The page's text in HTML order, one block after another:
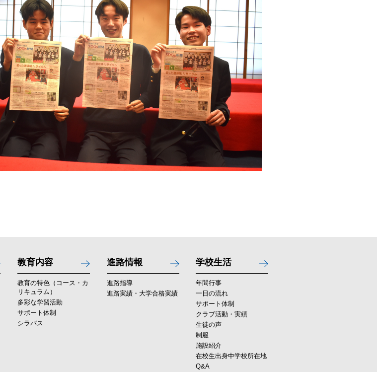
教育内容
教育の特色（コース・カ
リキュラム）
多彩な学習活動
サポート体制
シラバス
進路情報
進路指導
進路実績・大学合格実績
学校生活
年間行事
一日の流れ
サポート体制
クラブ活動・実績
生徒の声
制服
施設紹介
在校生出身中学校所在地
Q&A